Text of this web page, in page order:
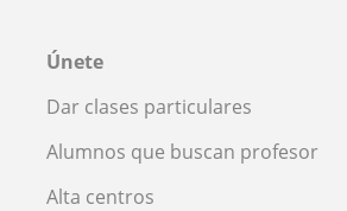
Únete
Dar clases particulares
Alumnos que buscan profesor
Alta centros